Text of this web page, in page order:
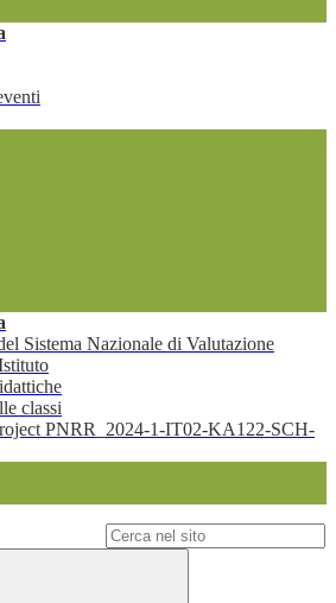
Sistema Nazionale di Valutazione
classi
PNRR_2024-1-IT02-KA122-SCH-